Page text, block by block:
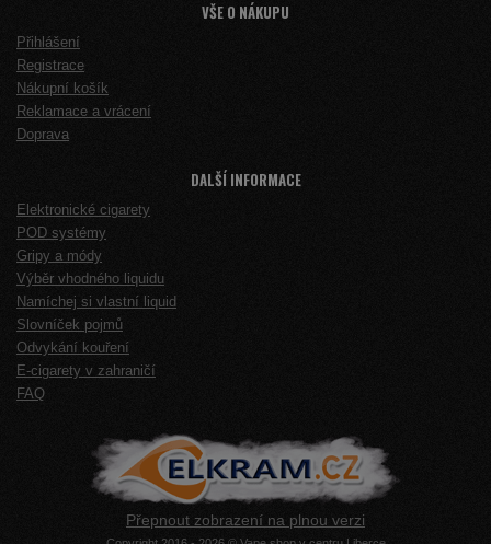
VŠE O NÁKUPU
Přihlášení
Registrace
Nákupní košík
Reklamace a vrácení
Doprava
DALŠÍ INFORMACE
Elektronické cigarety
POD systémy
Gripy a módy
Výběr vhodného liquidu
Namíchej si vlastní liquid
Slovníček pojmů
Odvykání kouření
E-cigarety v zahraničí
FAQ
Přepnout zobrazení na plnou verzi